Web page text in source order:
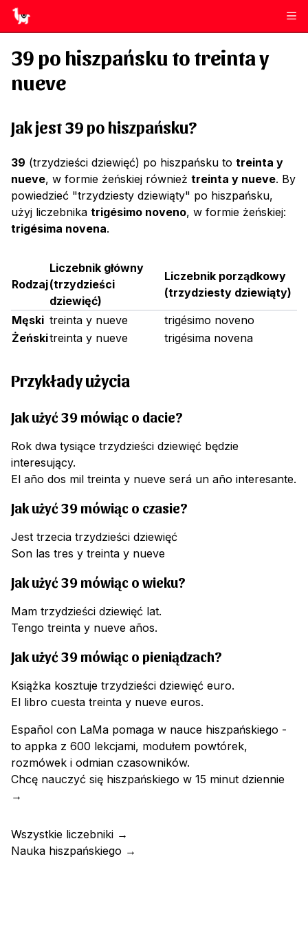
39 po hiszpańsku totreinta y
nueve
Jak jest 39 po hiszpańsku?
39 (trzydzieści dziewięć) po hiszpańsku to treinta y
nueve, w formie żeńskiej również treinta y nueve. By
powiedzieć "trzydziesty dziewiąty" po hiszpańsku,
użyj liczebnika trigésimo noveno, w formie żeńskiej:
trigésima novena.
Rodzaj
Liczebnik główny
(trzydzieści
dziewięć)
Liczebnik porządkowy
(trzydziesty dziewiąty)
Męski treinta y nueve
trigésimo noveno
Żeńskitreinta y nueve trigésima novena
Przykłady użycia
Jak użyć 39 mówiąc o dacie?
Rok dwa tysiące trzydzieści dziewięć będzie
interesujący.
El año dos mil treinta y nueve será un año interesante.
Jak użyć 39 mówiąc o czasie?
Jest trzecia trzydzieści dziewięć
Son las tres y treinta y nueve
Jak użyć 39 mówiąc o wieku?
Mam trzydzieści dziewięć lat.
Tengo treinta y nueve años.
Jak użyć 39 mówiąc o pieniądzach?
Książka kosztuje trzydzieści dziewięć euro.
El libro cuesta treinta y nueve euros.
Español con LaMa pomaga w nauce hiszpańskiego -
to appka z 600 lekcjami, modułem powtórek,
rozmówek i odmian czasowników.
Chcę nauczyć się hiszpańskiego w 15 minut dziennie
→
Wszystkie liczebniki →
Nauka hiszpańskiego →